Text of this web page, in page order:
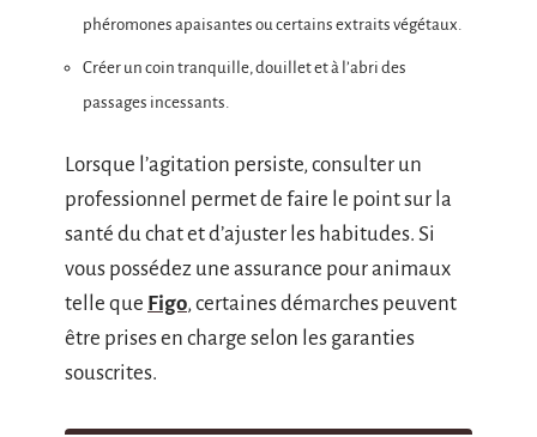
phéromones apaisantes ou certains extraits végétaux.
Créer un coin tranquille, douillet et à l’abri des
passages incessants.
Lorsque l’agitation persiste, consulter un
professionnel permet de faire le point sur la
santé du chat et d’ajuster les habitudes. Si
vous possédez une assurance pour animaux
telle que Figo, certaines démarches peuvent
être prises en charge selon les garanties
souscrites.